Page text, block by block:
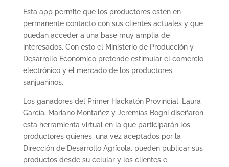
Esta app permite que los productores estén en
permanente contacto con sus clientes actuales y que
puedan acceder a una base muy amplia de
interesados. Con esto el Ministerio de Producción y
Desarrollo Económico pretende estimular el comercio
electrónico y el mercado de los productores
sanjuaninos.
Los ganadores del Primer Hackatón Provincial, Laura
García, Mariano Montañez y Jeremías Bogni diseñaron
esta herramienta virtual en la que participarán los
productores quienes, una vez aceptados por la
Dirección de Desarrollo Agrícola, pueden publicar sus
productos desde su celular y los clientes e